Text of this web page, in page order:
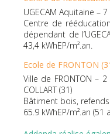
UGECAM Aquitaine –
Centre de
dépendant de
43,4 kWhEP/m².an.
Ecole de FRONTON
Ville de FRONTON –
COLLART (31)
Bâtiment bois,
65.9 kWhEP/m².an (51